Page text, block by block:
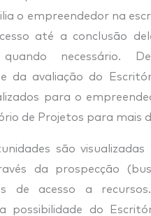
o empreendedor na
até a conclusão
necessário.
da avaliação do
para o
de Projetos para mais
são visualizadas
da prospecção
de acesso a
possibilidade do